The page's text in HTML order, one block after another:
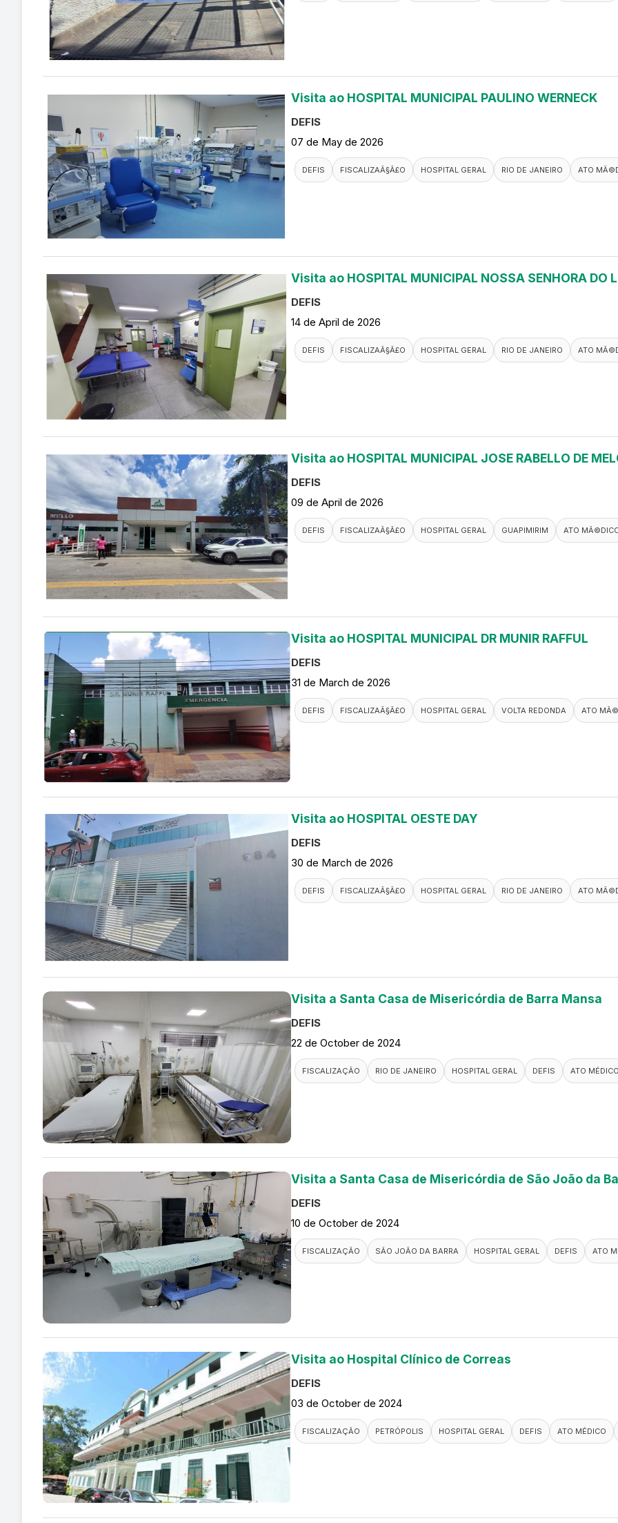
Visita ao HOSPITAL MUNICIPAL PAULINO WERNECK
DEFIS
07 de May de 2026
DEFIS FISCALIZAÃ§Ã£O HOSPITAL GERAL RIO DE JANEIRO ATO
Visita ao HOSPITAL MUNICIPAL NOSSA SENHORA DO
DEFIS
14 de April de 2026
DEFIS FISCALIZAÃ§Ã£O HOSPITAL GERAL RIO DE JANEIRO ATO
Visita ao HOSPITAL MUNICIPAL JOSE RABELLO DE
DEFIS
09 de April de 2026
DEFIS FISCALIZAÃ§Ã£O HOSPITAL GERAL GUAPIMIRIM ATO
Visita ao HOSPITAL MUNICIPAL DR MUNIR RAFFUL
DEFIS
31 de March de 2026
DEFIS FISCALIZAÃ§Ã£O HOSPITAL GERAL VOLTA REDONDA ATO
Visita ao HOSPITAL OESTE DAY
DEFIS
30 de March de 2026
DEFIS FISCALIZAÃ§Ã£O HOSPITAL GERAL RIO DE JANEIRO ATO
Visita a Santa Casa de Misericórdia de Barra Mansa
DEFIS
22 de October de 2024
FISCALIZAÇÃO RIO DE JANEIRO HOSPITAL GERAL DEFIS ATO MÉDICO
Visita a Santa Casa de Misericórdia de São João da
DEFIS
10 de October de 2024
FISCALIZAÇÃO SÃO JOÃO DA BARRA HOSPITAL GERAL DEFIS ATO
Visita ao Hospital Clínico de Correas
DEFIS
03 de October de 2024
FISCALIZAÇÃO PETRÓPOLIS HOSPITAL GERAL DEFIS ATO MÉDICO